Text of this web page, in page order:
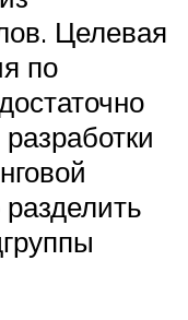
Целевая
по